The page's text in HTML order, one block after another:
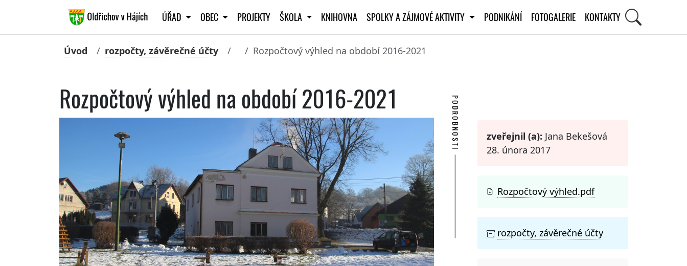
ÚŘAD OBEC PROJEKTY ŠKOLA KNIHOVNA SPOLKY A ZÁJMOVÉ AKTIVITY PODNIKÁNÍ FOTOGALERIE KONTAKTY
Úvod rozpočty, závěrečné účty Rozpočtový výhled na období 2016-2021
Rozpočtový výhled na období 2016-2021 PODROBNOSTI zveřejnil (a): Jana Bekešová
28. února 2017
Rozpočtový výhled.pdf
rozpočty, závěrečné účty